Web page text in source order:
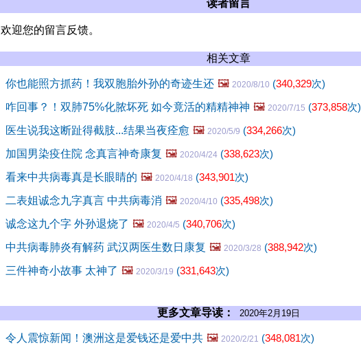
读者留言
欢迎您的留言反馈。
相关文章
你也能照方抓药！我双胞胎外孙的奇迹生还 🖼️ 2020/8/10 (340,329次)
咋回事？！双肺75%化脓坏死 如今竟活的精精神神 🖼️ 2020/7/15 (373,858次)
医生说我这断趾得截肢...结果当夜痊愈 🖼️ 2020/5/9 (334,266次)
加国男染疫住院 念真言神奇康复 🖼️ 2020/4/24 (338,623次)
看来中共病毒真是长眼睛的 🖼️ 2020/4/18 (343,901次)
二表姐诚念九字真言 中共病毒消 🖼️ 2020/4/10 (335,498次)
诚念这九个字 外孙退烧了 🖼️ 2020/4/5 (340,706次)
中共病毒肺炎有解药 武汉两医生数日康复 🖼️ 2020/3/28 (388,942次)
三件神奇小故事 太神了 🖼️ 2020/3/19 (331,643次)
更多文章导读： 2020年2月19日
令人震惊新闻！澳洲这是爱钱还是爱中共 🖼️ 2020/2/21 (348,081次)